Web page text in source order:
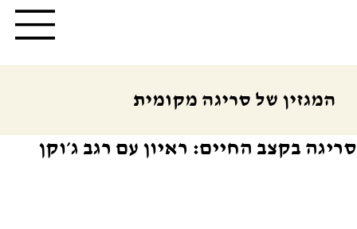
המגזין של סריגה מקומית
סריגה בקצב החיים: ראיון עם רגב ג׳וקן